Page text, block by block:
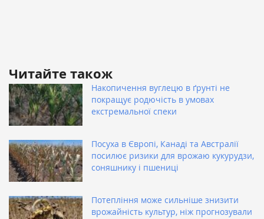
Читайте також
Накопичення вуглецю в ґрунті не
покращує родючість в умовах
екстремальної спеки
Посуха в Європі, Канаді та Австралії
посилює ризики для врожаю кукурудзи,
соняшнику і пшениці
Потепління може сильніше знизити
врожайність культур, ніж прогнозували